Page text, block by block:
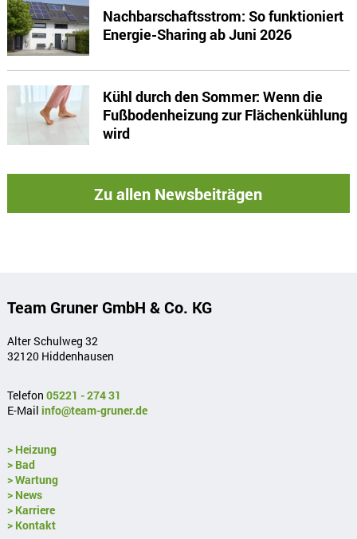
Nachbarschaftsstrom: So funktioniert
Energie-Sharing ab Juni 2026
Kühl durch den Sommer: Wenn die
Fußbodenheizung zur Flächenkühlung
wird
Zu allen Newsbeiträgen
Team Gruner GmbH & Co. KG
Alter Schulweg 32
32120 Hiddenhausen
Telefon 05221 - 274 31
E-Mail info@team-gruner.de
> Heizung
> Bad
> Wartung
> News
> Karriere
> Kontakt